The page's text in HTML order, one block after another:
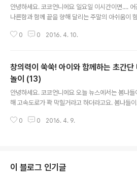
안녕하세요. 코코언니에요 일요일 이시간이면.... 어
나른함과 함께 끝을 향해 달리는 주말의 아쉬움이
들어서는 눈떠보니 11시........ 남편이랑 둘이 일요일
요 제가...... 그래도 다 식은 치킨을 한번 더 바삭하
주는 센스정도는 발휘했지만. 다행히 남편이 입맛이
다롭고 까칠하지 않아요. 그냥 주는대로 잘 먹어서
좋네요^^ 암튼 온 국민이 사랑하는 치킨으로 아점을
본다고 구박해요 ㅠㅠ 그래도 굳건하게 본걸 또 보고
0 0 2016. 4. 10.
창의력이 쑥쑥! 아이와 함께하는 초간단
놀이 (13)
안녕하세요. 코코언니에요 오늘 뉴스에서는 봄나들
해 고속도로가 꽉 막힐거라고 하더라고요. 봄나들이
도 기침이 계속 나와요 ㅠㅠ (모지란건지... 참 유난이
로 만족했어요. 그래도 활짝 핀 꽃길에 잠시나마 기
한 듯 해요^^ 그런 의미에서 오늘은 예쁜 꽃을 접어
0 0 2016. 4. 9.
이 블로그 인기글